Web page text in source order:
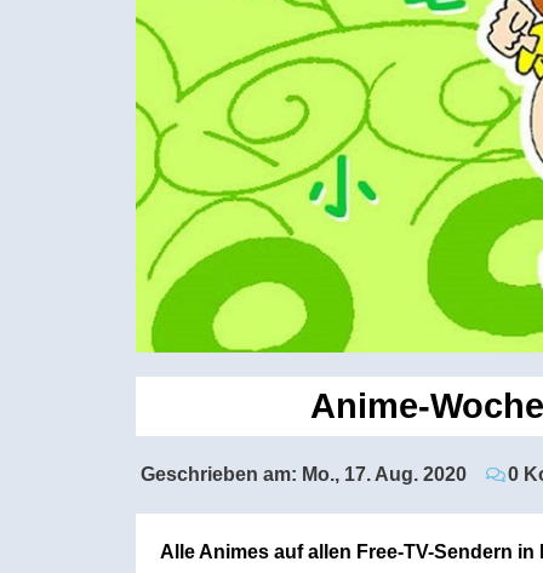
Anime-
Geschrieben am: Mo., 17. Aug. 2020 0
Alle Animes auf allen Free-TV-Sendern